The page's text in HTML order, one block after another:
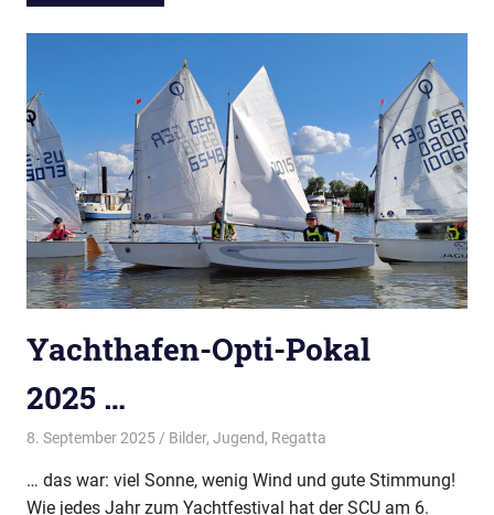
Yachthafen-Opti-Pokal
2025 …
8. September 2025 Thees
Bilder, Jugend, Regatta
… das war: viel Sonne, wenig Wind und gute Stimmung!
Wie jedes Jahr zum Yachtfestival hat der SCU am 6.